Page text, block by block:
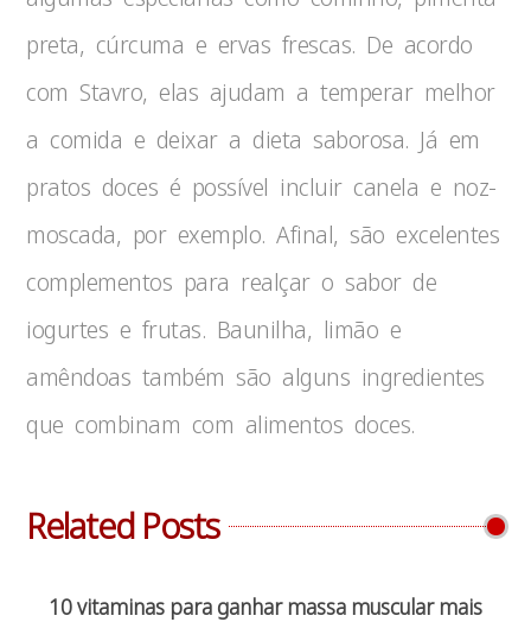
preta, cúrcuma e ervas frescas. De acordo
com Stavro, elas ajudam a temperar melhor
a comida e deixar a dieta saborosa. Já em
pratos doces é possível incluir canela e noz-
moscada, por exemplo. Afinal, são excelentes
complementos para realçar o sabor de
iogurtes e frutas. Baunilha, limão e
amêndoas também são alguns ingredientes
que combinam com alimentos doces.
Related Posts
10 vitaminas para ganhar massa muscular mais